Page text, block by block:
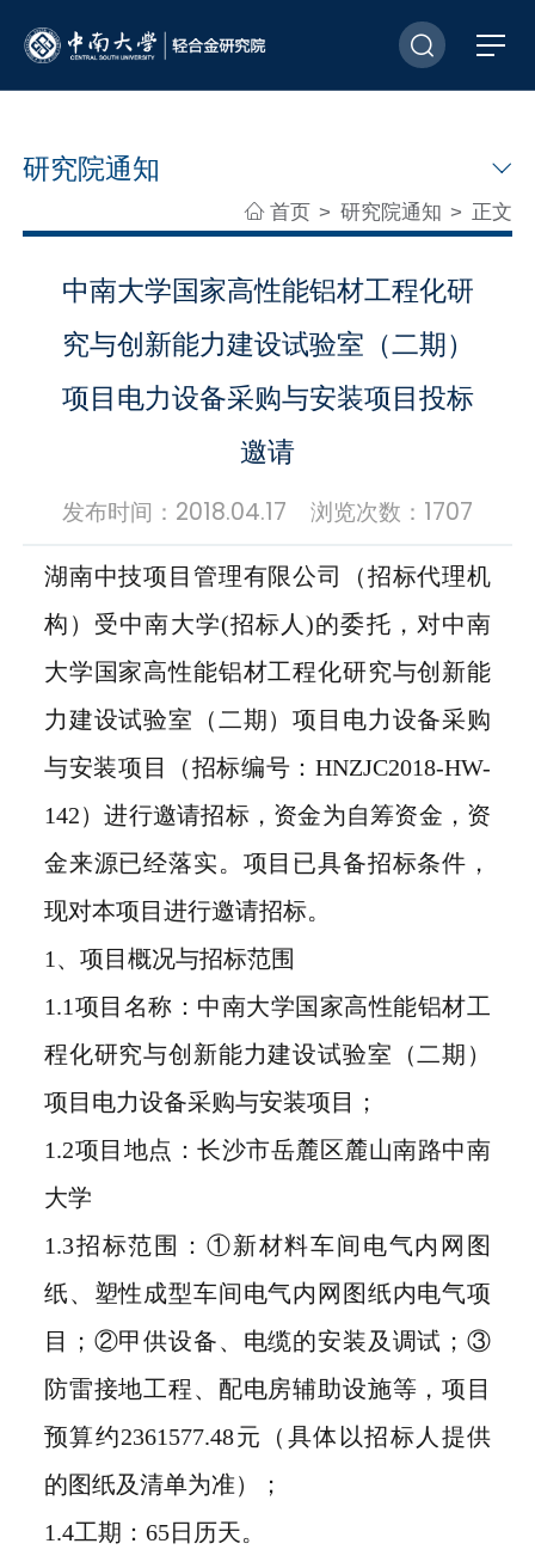
研究院通知
首页 > 研究院通知 > 正文
中南大学国家高性能铝材工程化研
究与创新能力建设试验室（二期）
项目电力设备采购与安装项目投标
邀请
发布时间：2018.04.17 浏览次数： 1707
湖南中技项目管理有限公司（招标代理机
构）受中南大学(招标人)的委托，对中南
大学国家高性能铝材工程化研究与创新能
力建设试验室（二期）项目电力设备采购
与安装项目（招标编号：HNZJC2018-HW-
142）进行邀请招标，资金为自筹资金，资
金来源已经落实。项目已具备招标条件，
现对本项目进行邀请招标。
1、项目概况与招标范围
1.1项目名称：中南大学国家高性能铝材工
程化研究与创新能力建设试验室（二期）
项目电力设备采购与安装项目；
1.2项目地点：长沙市岳麓区麓山南路中南
大学
1.3招标范围：①新材料车间电气内网图
纸、塑性成型车间电气内网图纸内电气项
目；②甲供设备、电缆的安装及调试；③
防雷接地工程、配电房辅助设施等，项目
预算约2361577.48元（具体以招标人提供
的图纸及清单为准）；
1.4工期：65日历天。